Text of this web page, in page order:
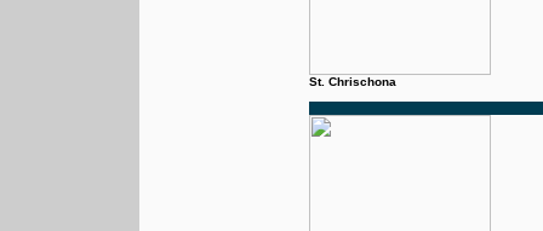
St. Chrischona